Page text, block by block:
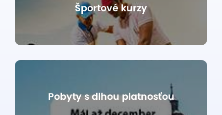
Športové kurzy
Pobyty s dlhou platnosťou